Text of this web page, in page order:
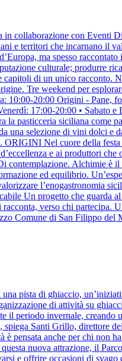
collaborazione con Eventi
e territori che incarnano il
ma spesso
culturale; produrre
di un unico racconto.
Tre weekend per
10:00-20:00 Origini -
17:00-20:00 •
pasticceria siciliana come
una selezione di vini dolci e
Nel cuore della
e ai produttori che
Alchimie è il
ed equilibrio.
l’enogastronomia
Un progetto che guarda
verso chi partecipa.
Comune di San Filippo
pista di ghiaccio,
di attività su
periodo invernale,
Santi Grillo, direttore
pensata anche per chi non
nuova attrazione, il
e offrire occasioni di